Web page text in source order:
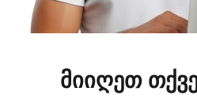
მიიღეთ